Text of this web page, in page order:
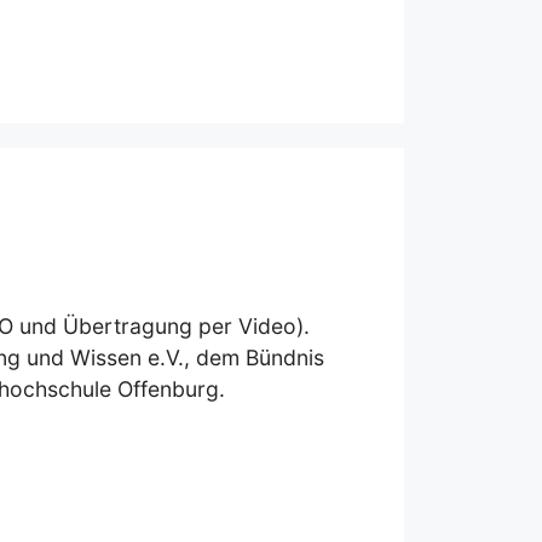
und Übertragung per Video).
und Wissen e.V., dem Bündnis
Offenburg.